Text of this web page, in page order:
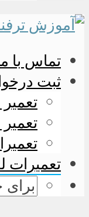
تماس با
ثبت
تعمیرات